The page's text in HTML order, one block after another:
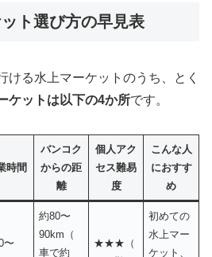
ト選び方の早見表
ける水上マーケットのうち、とく
ケットは以下の4か所です。
時間
バンコク
からの距
離
個人アク
セス難易
度
こんな人
におすす
め
〜
約80〜
90km（
車で約
★★★（
初めての
水上マー
ケット、